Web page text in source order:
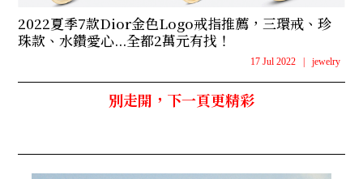
2022夏季7款Dior金色Logo戒指推薦，三環戒、珍
珠款、水鑽愛心...全都2萬元有找！
17 Jul 2022 | jewelry
別走開，下一頁更精彩